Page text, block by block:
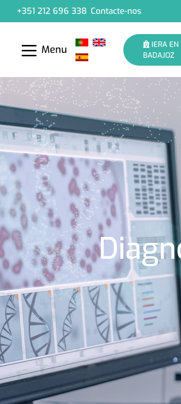
+351 212 696 338 Contacte-nos
Menu
IERA EN
BADAJOZ